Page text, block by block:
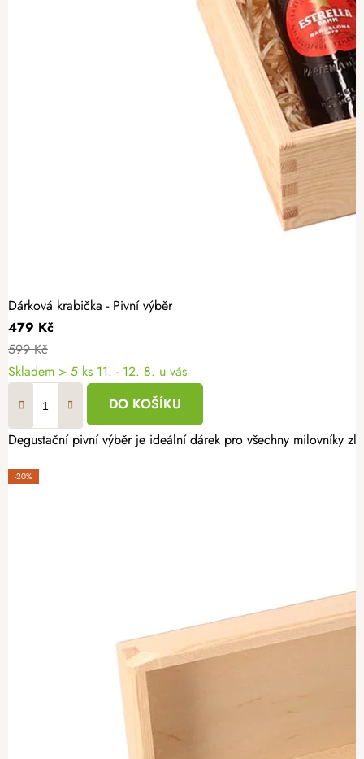
Dárková krabička - Pivní výběr
479 Kč
599 Kč
Skladem > 5 ks 11. - 12. 8. u vás
DO KOŠÍKU
Degustační pivní výběr je ideální dárek pro všechny milovníky
-20%